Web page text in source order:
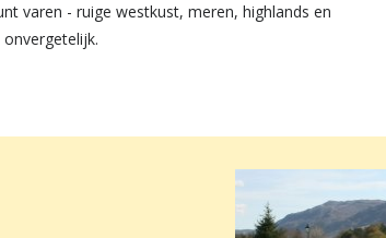
varen - ruige westkust, meren, highlands en